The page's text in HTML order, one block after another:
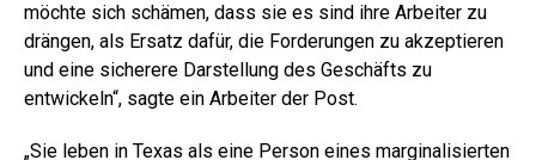
möchte sich schämen, dass sie es sind ihre Arbeiter zu
drängen, als Ersatz dafür, die Forderungen zu akzeptieren
und eine sicherere Darstellung des Geschäfts zu
entwickeln“, sagte ein Arbeiter der Post.
„Sie leben in Texas als eine Person eines marginalisierten